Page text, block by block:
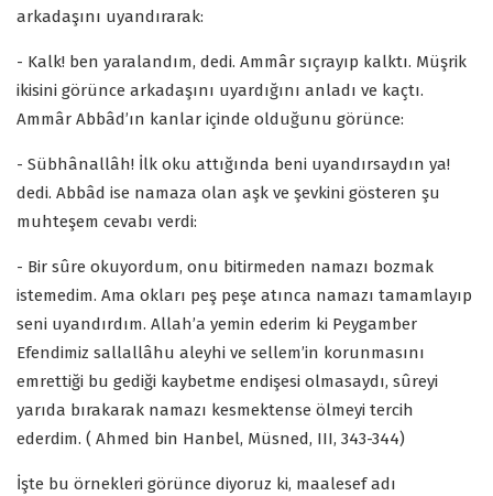
arkadaşını uyandırarak:
- Kalk! ben yaralandım, dedi. Ammâr sıçrayıp kalktı. Müşrik
ikisini görünce arkadaşını uyardığını anladı ve kaçtı.
Ammâr Abbâd’ın kanlar içinde olduğunu görünce:
- Sübhânallâh! İlk oku attığında beni uyandırsaydın ya!
dedi. Abbâd ise namaza olan aşk ve şevkini gösteren şu
muhteşem cevabı verdi:
- Bir sûre okuyordum, onu bitirmeden namazı bozmak
istemedim. Ama okları peş peşe atınca namazı tamamlayıp
seni uyandırdım. Allah’a yemin ederim ki Peygamber
Efendimiz sallallâhu aleyhi ve sellem’in korunmasını
emrettiği bu gediği kaybetme endişesi olmasaydı, sûreyi
yarıda bırakarak namazı kesmektense ölmeyi tercih
ederdim. ( Ahmed bin Hanbel, Müsned, III, 343-344)
İşte bu örnekleri görünce diyoruz ki, maalesef adı